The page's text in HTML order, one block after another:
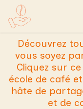
Se rendre au
Découvrez
vous soyez
Cliquez sur
école de café
hâte de
et de